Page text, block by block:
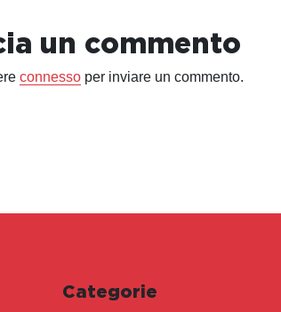
un commento
connessoper inviare un commento.
Categorie